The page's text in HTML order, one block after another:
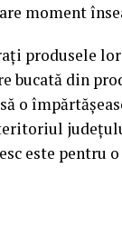
moment
produsele
bucată din
o
este pentru